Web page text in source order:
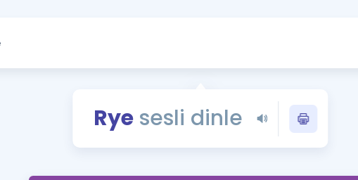
Tüm ÖSYM
Blog
YDS - YÖKDİL
İngilizce Gramer
Rye sesli dinle